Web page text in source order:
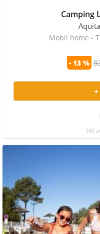
Camping
Mobil home -
- 13 %
+
160